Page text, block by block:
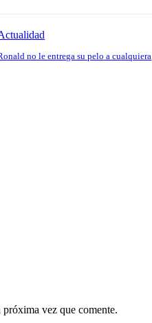
no le entrega su pelo a cualquiera
vez que comente.